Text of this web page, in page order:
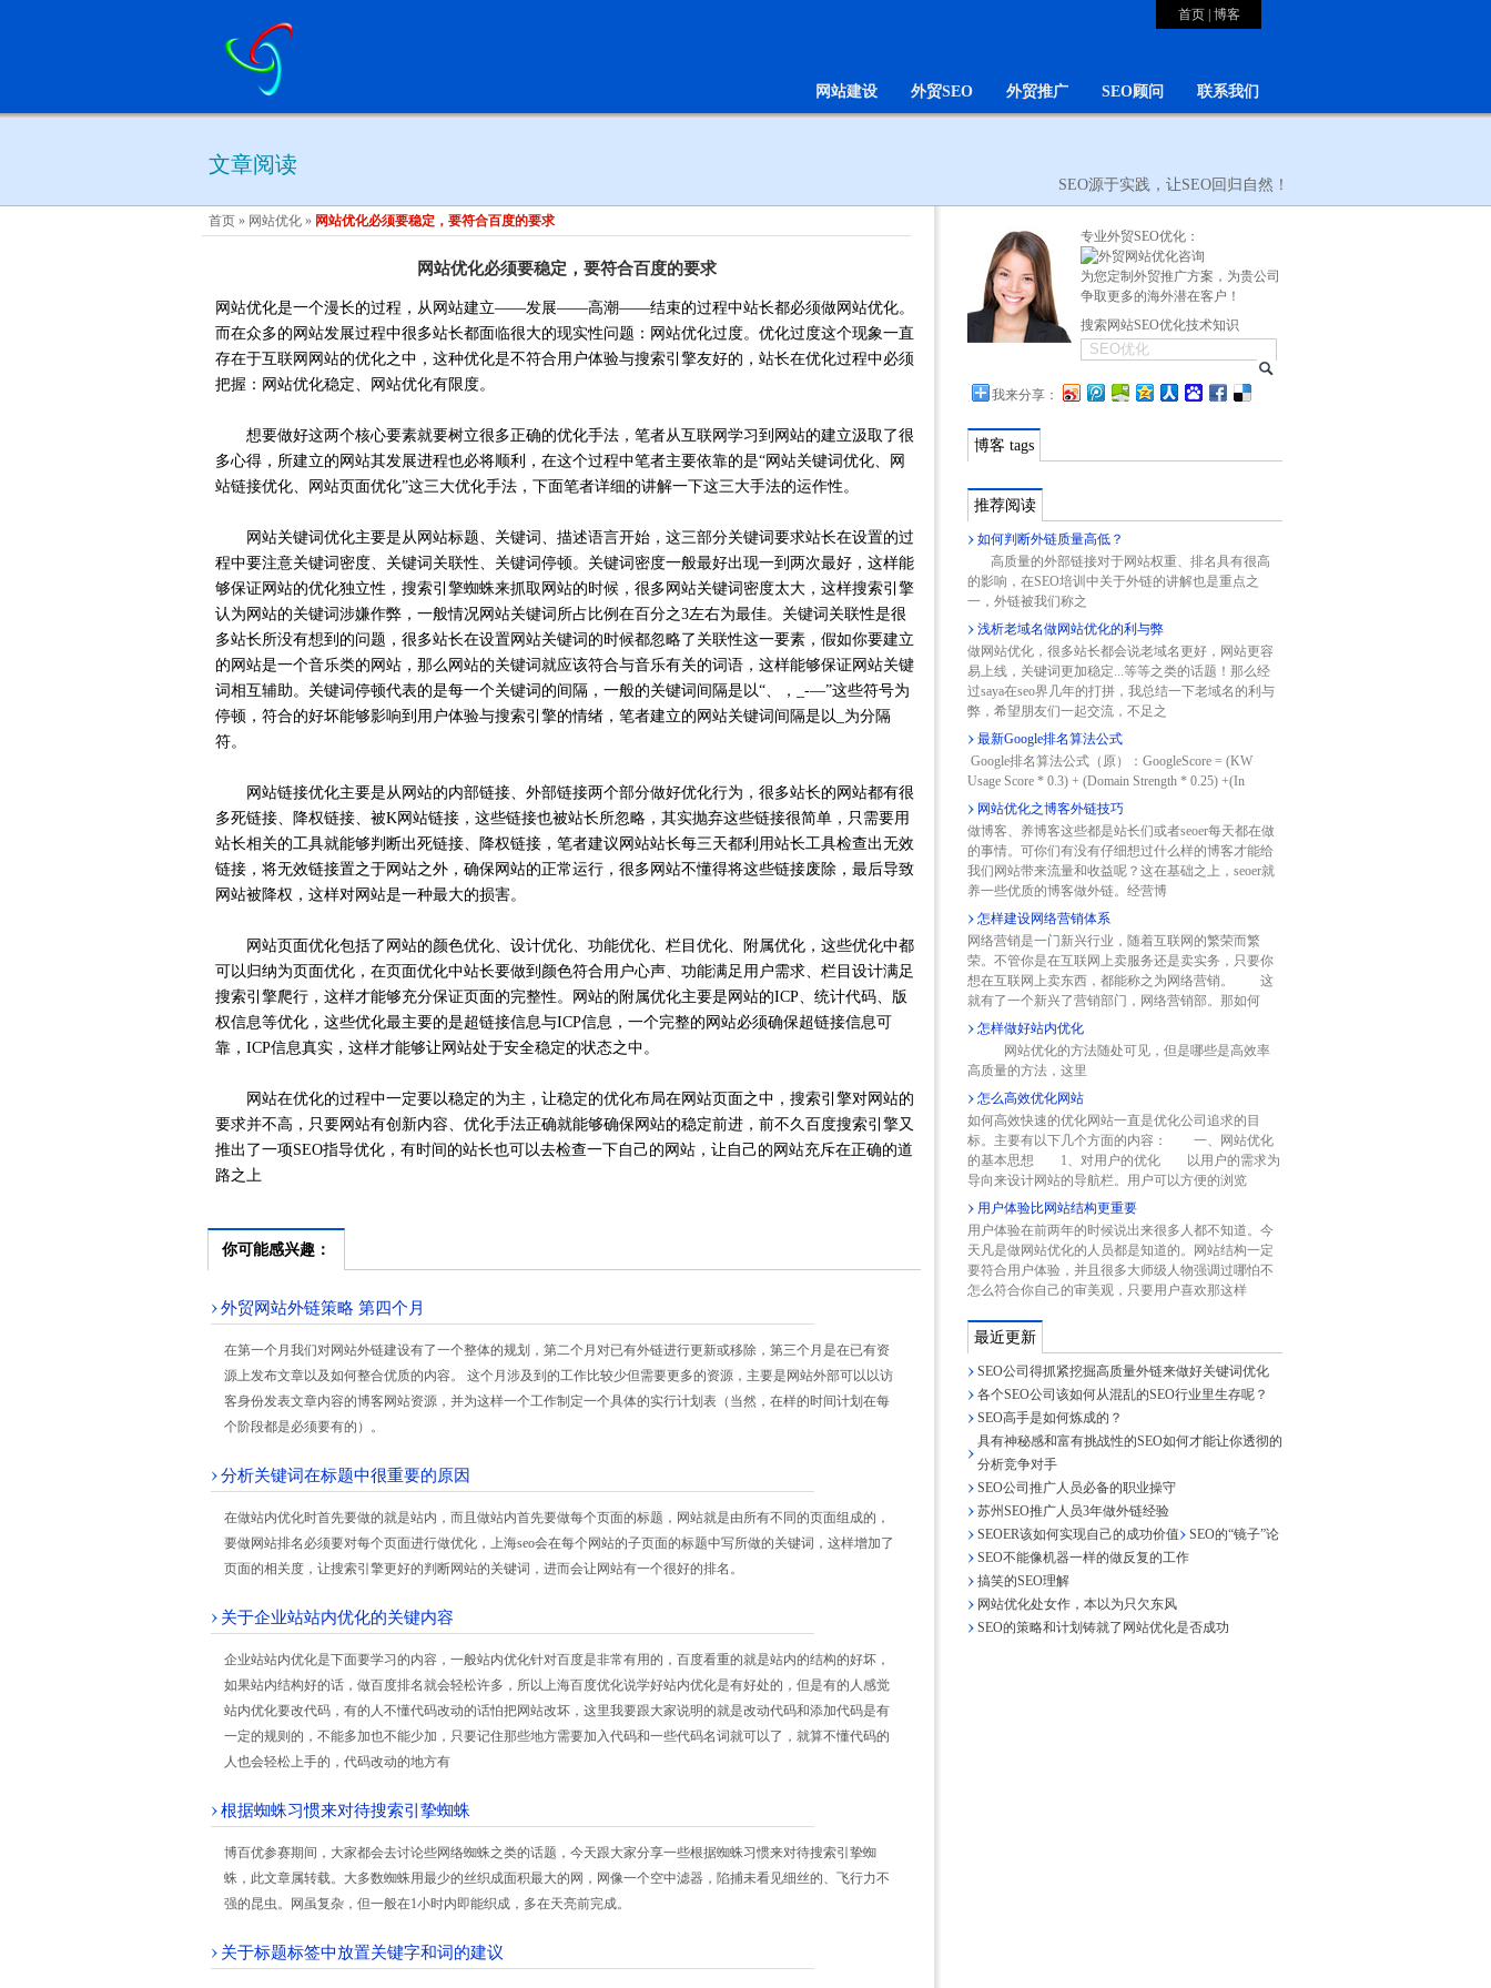
首页| 博客
网站建设 外贸SEO 外贸推广 SEO顾问 联系我们
文章阅读
SEO源于实践，让SEO回归自然！
首页 » 网站优化 » 网站优化必须要稳定，要符合百度的要求
网站优化必须要稳定，要符合百度的要求
网站优化是一个漫长的过程，从网站建立——发展——高潮——结束的过程中站长都必须做网站优化。
而在众多的网站发展过程中很多站长都面临很大的现实性问题：网站优化过度。优化过度这个现象一直
存在于互联网网站的优化之中，这种优化是不符合用户体验与搜索引擎友好的，站长在优化过程中必须
把握：网站优化稳定、网站优化有限度。
想要做好这两个核心要素就要树立很多正确的优化手法，笔者从互联网学习到网站的建立汲取了很
多心得，所建立的网站其发展进程也必将顺利，在这个过程中笔者主要依靠的是“网站关键词优化、网
站链接优化、网站页面优化”这三大优化手法，下面笔者详细的讲解一下这三大手法的运作性。
网站关键词优化主要是从网站标题、关键词、描述语言开始，这三部分关键词要求站长在设置的过
程中要注意关键词密度、关键词关联性、关键词停顿。关键词密度一般最好出现一到两次最好，这样能
够保证网站的优化独立性，搜索引擎蜘蛛来抓取网站的时候，很多网站关键词密度太大，这样搜索引擎
认为网站的关键词涉嫌作弊，一般情况网站关键词所占比例在百分之3左右为最佳。关键词关联性是很
多站长所没有想到的问题，很多站长在设置网站关键词的时候都忽略了关联性这一要素，假如你要建立
的网站是一个音乐类的网站，那么网站的关键词就应该符合与音乐有关的词语，这样能够保证网站关键
词相互辅助。关键词停顿代表的是每一个关键词的间隔，一般的关键词间隔是以“、，_-—”这些符号为
停顿，符合的好坏能够影响到用户体验与搜索引擎的情绪，笔者建立的网站关键词间隔是以_为分隔
符。
网站链接优化主要是从网站的内部链接、外部链接两个部分做好优化行为，很多站长的网站都有很
多死链接、降权链接、被K网站链接，这些链接也被站长所忽略，其实抛弃这些链接很简单，只需要用
站长相关的工具就能够判断出死链接、降权链接，笔者建议网站站长每三天都利用站长工具检查出无效
链接，将无效链接置之于网站之外，确保网站的正常运行，很多网站不懂得将这些链接废除，最后导致
网站被降权，这样对网站是一种最大的损害。
网站页面优化包括了网站的颜色优化、设计优化、功能优化、栏目优化、附属优化，这些优化中都
可以归纳为页面优化，在页面优化中站长要做到颜色符合用户心声、功能满足用户需求、栏目设计满足
搜索引擎爬行，这样才能够充分保证页面的完整性。网站的附属优化主要是网站的ICP、统计代码、版
权信息等优化，这些优化最主要的是超链接信息与ICP信息，一个完整的网站必须确保超链接信息可
靠，ICP信息真实，这样才能够让网站处于安全稳定的状态之中。
网站在优化的过程中一定要以稳定的为主，让稳定的优化布局在网站页面之中，搜索引擎对网站的
要求并不高，只要网站有创新内容、优化手法正确就能够确保网站的稳定前进，前不久百度搜索引擎又
推出了一项SEO指导优化，有时间的站长也可以去检查一下自己的网站，让自己的网站充斥在正确的道
路之上
你可能感兴趣：
外贸网站外链策略 第四个月
在第一个月我们对网站外链建设有了一个整体的规划，第二个月对已有外链进行更新或移除，第三个月是在已有资
源上发布文章以及如何整合优质的内容。 这个月涉及到的工作比较少但需要更多的资源，主要是网站外部可以以访
客身份发表文章内容的博客网站资源，并为这样一个工作制定一个具体的实行计划表（当然，在样的时间计划在每
个阶段都是必须要有的）。
分析关键词在标题中很重要的原因
在做站内优化时首先要做的就是站内，而且做站内首先要做每个页面的标题，网站就是由所有不同的页面组成的，
要做网站排名必须要对每个页面进行做优化，上海seo会在每个网站的子页面的标题中写所做的关键词，这样增加了
页面的相关度，让搜索引擎更好的判断网站的关键词，进而会让网站有一个很好的排名。
关于企业站站内优化的关键内容
企业站站内优化是下面要学习的内容，一般站内优化针对百度是非常有用的，百度看重的就是站内的结构的好坏，
如果站内结构好的话，做百度排名就会轻松许多，所以上海百度优化说学好站内优化是有好处的，但是有的人感觉
站内优化要改代码，有的人不懂代码改动的话怕把网站改坏，这里我要跟大家说明的就是改动代码和添加代码是有
一定的规则的，不能多加也不能少加，只要记住那些地方需要加入代码和一些代码名词就可以了，就算不懂代码的
人也会轻松上手的，代码改动的地方有
根据蜘蛛习惯来对待搜索引挚蜘蛛
博百优参赛期间，大家都会去讨论些网络蜘蛛之类的话题，今天跟大家分享一些根据蜘蛛习惯来对待搜索引挚蜘
蛛，此文章属转载。大多数蜘蛛用最少的丝织成面积最大的网，网像一个空中滤器，陷捕未看见细丝的、飞行力不
强的昆虫。网虽复杂，但一般在1小时内即能织成，多在天亮前完成。
关于标题标签中放置关键字和词的建议
专业外贸SEO优化：
为您定制外贸推广方案，为贵公司
争取更多的海外潜在客户！
搜索网站SEO优化技术知识
我来分享：
博客 tags
推荐阅读
如何判断外链质量高低？
高质量的外部链接对于网站权重、排名具有很高
的影响，在SEO培训中关于外链的讲解也是重点之
一，外链被我们称之
浅析老域名做网站优化的利与弊
做网站优化，很多站长都会说老域名更好，网站更容
易上线，关键词更加稳定...等等之类的话题！那么经
过saya在seo界几年的打拼，我总结一下老域名的利与
弊，希望朋友们一起交流，不足之
最新Google排名算法公式
Google排名算法公式（原）：GoogleScore = (KW
Usage Score * 0.3) + (Domain Strength * 0.25) +(In
网站优化之博客外链技巧
做博客、养博客这些都是站长们或者seoer每天都在做
的事情。可你们有没有仔细想过什么样的博客才能给
我们网站带来流量和收益呢？这在基础之上，seoer就
养一些优质的博客做外链。经营博
怎样建设网络营销体系
网络营销是一门新兴行业，随着互联网的繁荣而繁
荣。不管你是在互联网上卖服务还是卖实务，只要你
想在互联网上卖东西，都能称之为网络营销。 这
就有了一个新兴了营销部门，网络营销部。那如何
怎样做好站内优化
网站优化的方法随处可见，但是哪些是高效率
高质量的方法，这里
怎么高效优化网站
如何高效快速的优化网站一直是优化公司追求的目
标。主要有以下几个方面的内容： 一、网站优化
的基本思想 1、对用户的优化 以用户的需求为
导向来设计网站的导航栏。用户可以方便的浏览
用户体验比网站结构更重要
用户体验在前两年的时候说出来很多人都不知道。今
天凡是做网站优化的人员都是知道的。网站结构一定
要符合用户体验，并且很多大师级人物强调过哪怕不
怎么符合你自己的审美观，只要用户喜欢那这样
最近更新
SEO公司得抓紧挖掘高质量外链来做好关键词优化
各个SEO公司该如何从混乱的SEO行业里生存呢？
SEO高手是如何炼成的？
具有神秘感和富有挑战性的SEO如何才能让你透彻的
分析竞争对手
SEO公司推广人员必备的职业操守
苏州SEO推广人员3年做外链经验
SEOER该如何实现自己的成功价值
SEO的“镜子”论
SEO不能像机器一样的做反复的工作
搞笑的SEO理解
网站优化处女作，本以为只欠东风
SEO的策略和计划铸就了网站优化是否成功